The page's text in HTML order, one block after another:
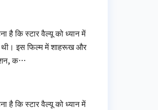
है कि स्टार वैल्यू को ध्यान में
इस फिल्म में शाहरूख और
क…
है कि स्टार वैल्यू को ध्यान में